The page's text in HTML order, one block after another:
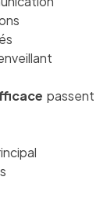
passent